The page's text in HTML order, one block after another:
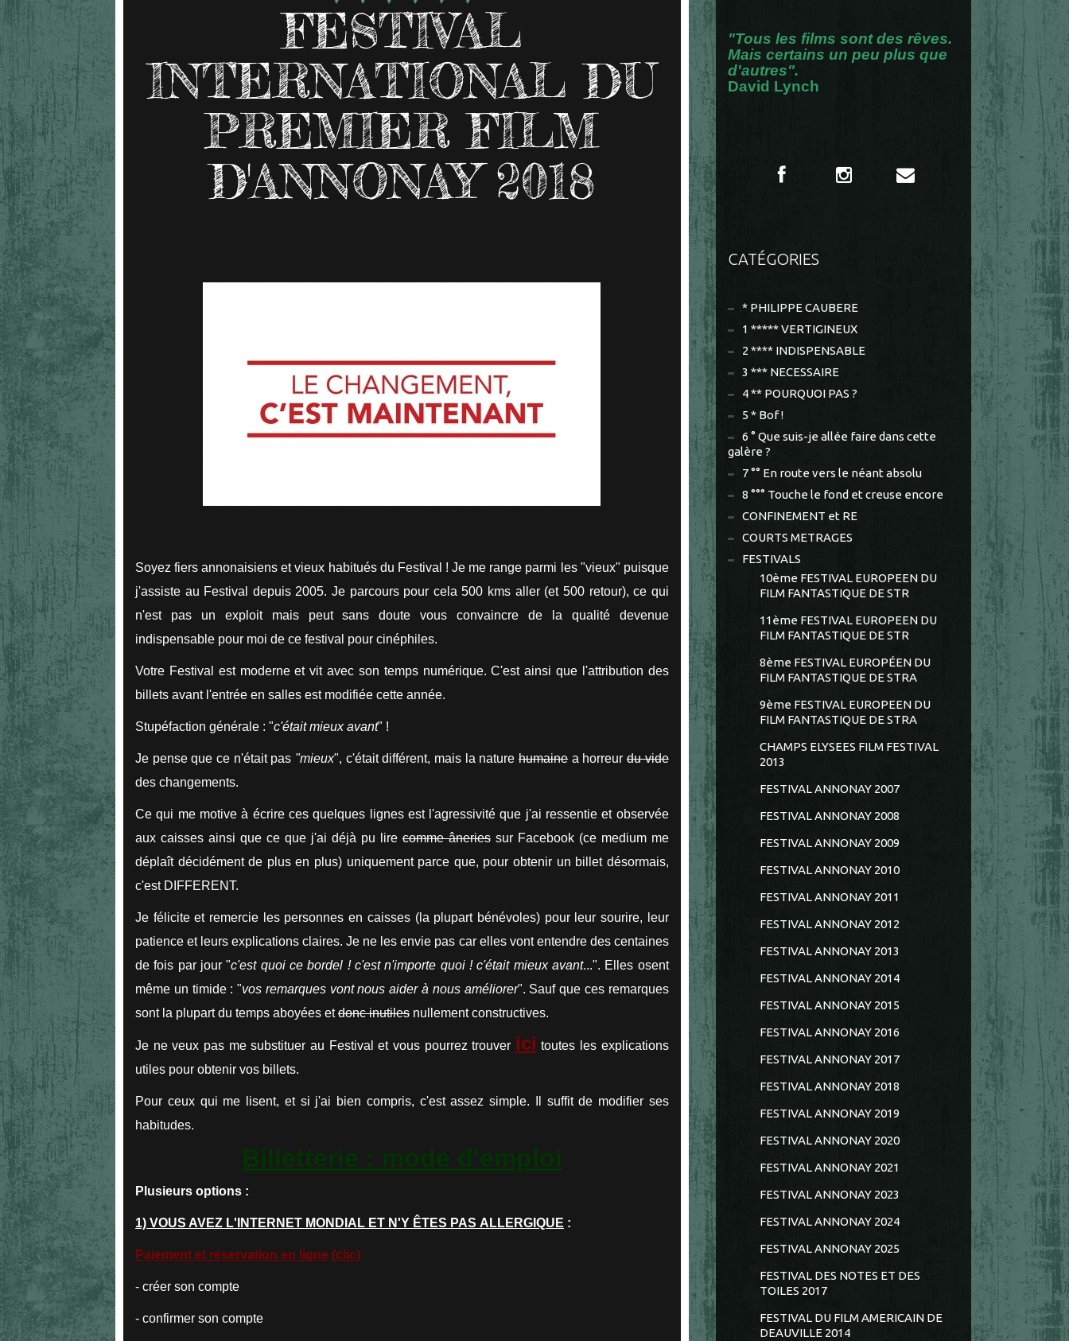
FESTIVAL
INTERNATIONAL DU
PREMIER FILM
D'ANNONAY 2018
Soyez fiers annonaisiens et vieux habitués du Festival ! Je me range parmi les "vieux" puisque
j'assiste au Festival depuis 2005. Je parcours pour cela 500 kms aller (et 500 retour), ce qui
n'est pas un exploit mais peut sans doute vous convaincre de la qualité devenue
indispensable pour moi de ce festival pour cinéphiles.
Votre Festival est moderne et vit avec son temps numérique. C'est ainsi que l'attribution des
billets avant l'entrée en salles est modifiée cette année.
Stupéfaction générale : "c'était mieux avant" !
Je pense que ce n'était pas "mieux", c'était différent, mais la naturehumaine a horreurdu vide
des changements.
Ce qui me motive à écrire ces quelques lignes est l'agressivité que j'ai ressentie et observée
aux caisses ainsi que ce que j'ai déjà pu lirecomme âneriessur Facebook (ce medium me
déplaît décidément de plus en plus) uniquement parce que, pour obtenir un billet désormais,
c'est DIFFERENT.
Je félicite et remercie les personnes en caisses (la plupart bénévoles) pour leur sourire, leur
patience et leurs explications claires.Je ne les envie pas car elles vont entendre des centaines
de fois par jour "c'est quoi ce bordel ! c'est n'importe quoi ! c'était mieux avant...". Elles osent
même un timide : "vos remarques vont nous aider à nous améliorer". Sauf que ces remarques
sont la plupart du temps aboyées etdonc inutiles nullement constructives.
Je ne veux pas me substituer au Festival et vous pourrez trouver ici toutes les explications
utiles pour obtenir vos billets.
Pour ceux qui me lisent, et si j'ai bien compris, c'est assez simple. Il suffit de modifier ses
habitudes.
Billetterie : mode d'emploi
Plusieurs options :
1) VOUS AVEZ L'INTERNET MONDIAL ET N'Y ÊTES PAS ALLERGIQUE :
Paiement et réservation en ligne (clic)
- créer son compte
- confirmer son compte
"Tous les films sont des rêves.
Mais certains un peu plus que
d'autres".
David Lynch
CATÉGORIES
* PHILIPPE CAUBERE
1 ***** VERTIGINEUX
2 **** INDISPENSABLE
3 *** NECESSAIRE
4 ** POURQUOI PAS ?
5 * Bof !
6 ° Que suis-je allée faire dans cette
galère ?
7 °° En route vers le néant absolu
8 °°° Touche le fond et creuse encore
CONFINEMENT et RE
COURTS METRAGES
FESTIVALS
10ème FESTIVAL EUROPEEN DU
FILM FANTASTIQUE DE STR
11ème FESTIVAL EUROPEEN DU
FILM FANTASTIQUE DE STR
8ème FESTIVAL EUROPÉEN DU
FILM FANTASTIQUE DE STRA
9ème FESTIVAL EUROPEEN DU
FILM FANTASTIQUE DE STRA
CHAMPS ELYSEES FILM FESTIVAL
2013
FESTIVAL ANNONAY 2007
FESTIVAL ANNONAY 2008
FESTIVAL ANNONAY 2009
FESTIVAL ANNONAY 2010
FESTIVAL ANNONAY 2011
FESTIVAL ANNONAY 2012
FESTIVAL ANNONAY 2013
FESTIVAL ANNONAY 2014
FESTIVAL ANNONAY 2015
FESTIVAL ANNONAY 2016
FESTIVAL ANNONAY 2017
FESTIVAL ANNONAY 2018
FESTIVAL ANNONAY 2019
FESTIVAL ANNONAY 2020
FESTIVAL ANNONAY 2021
FESTIVAL ANNONAY 2023
FESTIVAL ANNONAY 2024
FESTIVAL ANNONAY 2025
FESTIVAL DES NOTES ET DES
TOILES 2017
FESTIVAL DU FILM AMERICAIN DE
DEAUVILLE 2014